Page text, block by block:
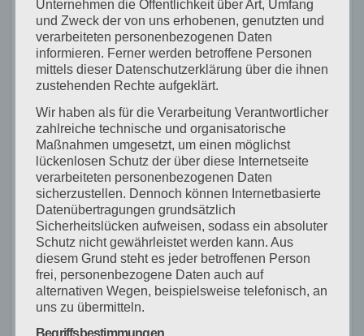
Grünen durchgewunken hatte. „Die Brandmauer
gegenüber der AfD bröckelt“, warnte Fechner und
betonte, dass dies eine ernsthafte Bedrohung für
die Demokratie sei. „Auf geht’s!“ motivierte er die
Genossinnen und Genossen für die nächsten
Wahlkampfwochen. Olaf Scholz sei in Zeiten
globaler Krisen der richtige Kanzlerkandidat, der
mit
Ruhe und Besonnenheit punkten könne, während
Friedrich Merz von der Union als unkalkulierbar
gilt.
Sozialer Wohnungsbau als zentrales Thema
Ein weiteres wichtiges Thema des Tages war der
soziale Wohnungsbau in Waldkirch. Armin
Welteroth nahm die geplante Wohnbebauung auf
dem Gelände der Herz-Kreislauf-Klinik zum
Unternehmen die Öffentlichkeit über Art, Umfang
und Zweck der von uns erhobenen, genutzten und
verarbeiteten personenbezogenen Daten
informieren. Ferner werden betroffene Personen
mittels dieser Datenschutzerklärung über die ihnen
zustehenden Rechte aufgeklärt.
Wir haben als für die Verarbeitung Verantwortlicher
zahlreiche technische und organisatorische
Maßnahmen umgesetzt, um einen möglichst
lückenlosen Schutz der über diese Internetseite
verarbeiteten personenbezogenen Daten
sicherzustellen. Dennoch können Internetbasierte
Datenübertragungen grundsätzlich
Sicherheitslücken aufweisen, sodass ein absoluter
Schutz nicht gewährleistet werden kann. Aus
diesem Grund steht es jeder betroffenen Person
frei, personenbezogene Daten auch auf
alternativen Wegen, beispielsweise telefonisch, an
uns zu übermitteln.
Begriffsbestimmungen